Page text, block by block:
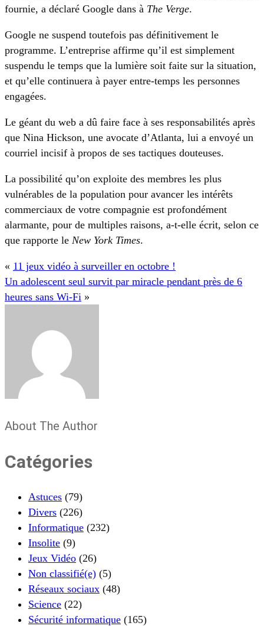
fournie, a déclaré Google dans à The Verge.
Google ne suspend toutefois pas définitivement le
programme. L’entreprise affirme qu’il est simplement
suspendu le temps que la lumière soit faite sur la situation,
et qu’elle continuera à payer entre-temps les personnes
engagées.
Le géant du web a dû faire face à ses responsabilités après
que Nina Hickson, une avocate d’Atlanta, lui a envoyé un
courriel incisif à propos de ses tactiques douteuses.
La possibilité qu’on exploite des membres les plus
vulnérables de la population pour avancer les intérêts
commerciaux de votre compagnie est profondément
alarmante, pour de multiples raisons, a-t-elle écrit, selon ce
que rapporte le New York Times.
« 11 jeux vidéo à surveiller en octobre !
Un adolescent seul survit par miracle pendant près de 6
heures sans Wi-Fi »
About The Author
Catégories
Astuces (79)
Divers (226)
Informatique (232)
Insolite (9)
Jeux Vidéo (26)
Non classifié(e) (5)
Réseaux sociaux (48)
Science (22)
Sécurité informatique (165)